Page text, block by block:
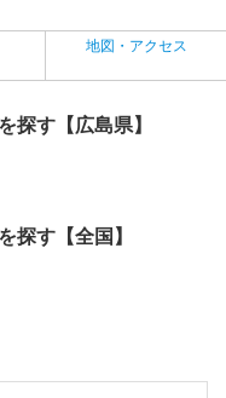
地図・アクセス
探す【広島県】
探す【全国】